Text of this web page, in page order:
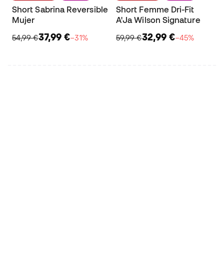
Short Sabrina Reversible
Mujer
54,99 €37,99 €−31%
Short Femme Dri-Fit
A'Ja Wilson Signature
59,99 €32,99 €−45%